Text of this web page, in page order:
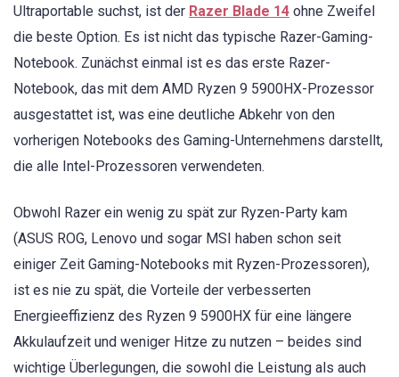
Ultraportable suchst, ist der Razer Blade 14 ohne Zweifel
die beste Option. Es ist nicht das typische Razer-Gaming-
Notebook. Zunächst einmal ist es das erste Razer-
Notebook, das mit dem AMD Ryzen 9 5900HX-Prozessor
ausgestattet ist, was eine deutliche Abkehr von den
vorherigen Notebooks des Gaming-Unternehmens darstellt,
die alle Intel-Prozessoren verwendeten.
Obwohl Razer ein wenig zu spät zur Ryzen-Party kam
(ASUS ROG, Lenovo und sogar MSI haben schon seit
einiger Zeit Gaming-Notebooks mit Ryzen-Prozessoren),
ist es nie zu spät, die Vorteile der verbesserten
Energieeffizienz des Ryzen 9 5900HX für eine längere
Akkulaufzeit und weniger Hitze zu nutzen – beides sind
wichtige Überlegungen, die sowohl die Leistung als auch